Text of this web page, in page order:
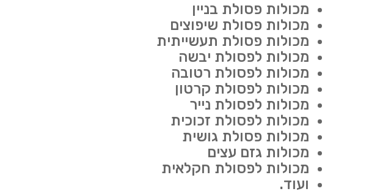
מכולות פסולת בניין
מכולות פסולת שיפוצים
מכולות פסולת תעשייתית
מכולות לפסולת יבשה
מכולות לפסולת רטובה
מכולות לפסולת קרטון
מכולות לפסולת נייר
מכולות לפסולת זכוכית
מכולות פסולת גושית
מכולות גזם עצים
מכולות לפסולת חקלאית
ועוד.